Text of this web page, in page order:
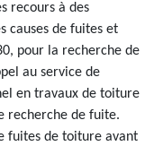
recours à des
causes de fuites et
pour la recherche de
au service de
en travaux de toiture
recherche de fuite.
fuites de toiture avant